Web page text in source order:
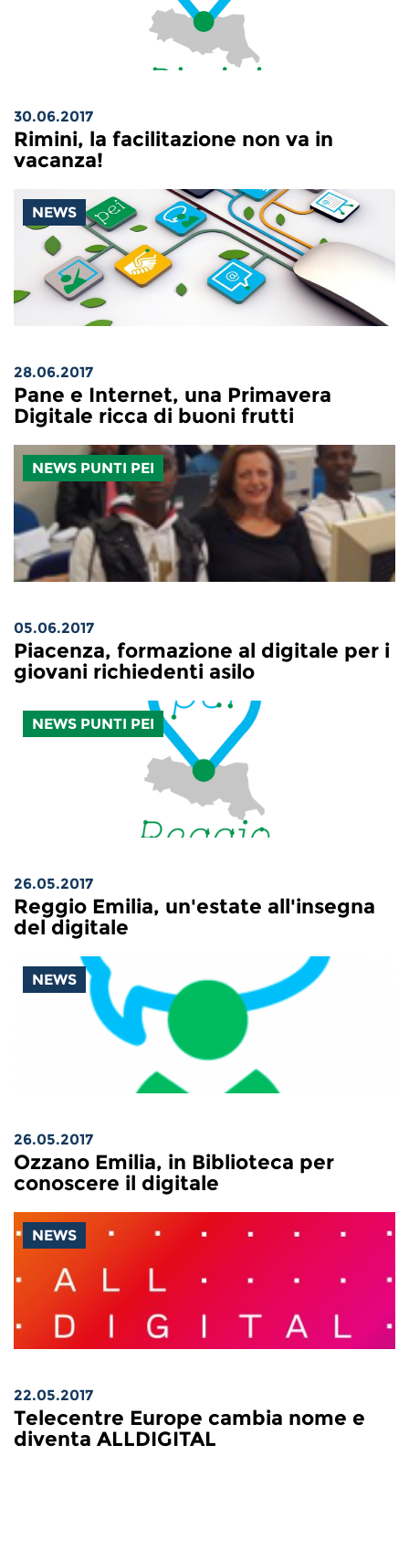
30.06.2017
Rimini, la facilitazione non va in
vacanza!
NEWS
28.06.2017
Pane e Internet, una Primavera
Digitale ricca di buoni frutti
NEWS PUNTI PEI
05.06.2017
Piacenza, formazione al digitale per i
giovani richiedenti asilo
NEWS PUNTI PEI
26.05.2017
Reggio Emilia, un'estate all'insegna
del digitale
NEWS
26.05.2017
Ozzano Emilia, in Biblioteca per
conoscere il digitale
NEWS
22.05.2017
Telecentre Europe cambia nome e
diventa ALLDIGITAL